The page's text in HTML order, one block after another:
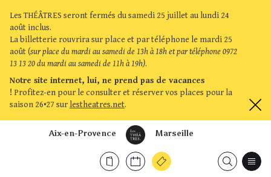
Les THÉÂTRES seront fermés du samedi 25 juillet au lundi 24
août inclus.
La billetterie rouvrira sur place et par téléphone le mardi 25
août (sur place du mardi au samedi de 13h à 18h et par téléphone 0972
13 13 20 du mardi au samedi de 11h à 19h).
Notre site internet, lui, ne prend pas de vacances
! Profitez-en pour le consulter et réserver vos places pour la
saison 26•27 sur lestheatres.net.
Marseille
Aix-en-Provence